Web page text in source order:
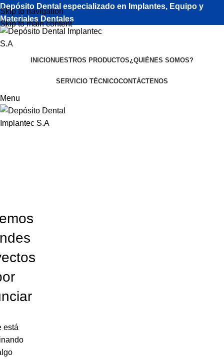
Skip to navigation
Skip to main content
Depósito Dental especializado en Implantes, Equipo y
Materiales Dentales
INICIONUESTROS PRODUCTOS¿QUIÉNES SOMOS?
SERVICIO TÉCNICOCONTÁCTENOS
Menu
está